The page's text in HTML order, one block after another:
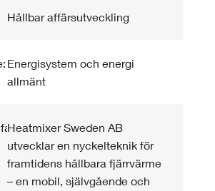
Hållbar affärsutveckling
Energisystem och energi
allmänt
Heatmixer Sweden AB
utvecklar en nyckelteknik för
framtidens hållbara fjärrvärme
– en mobil, självgående och